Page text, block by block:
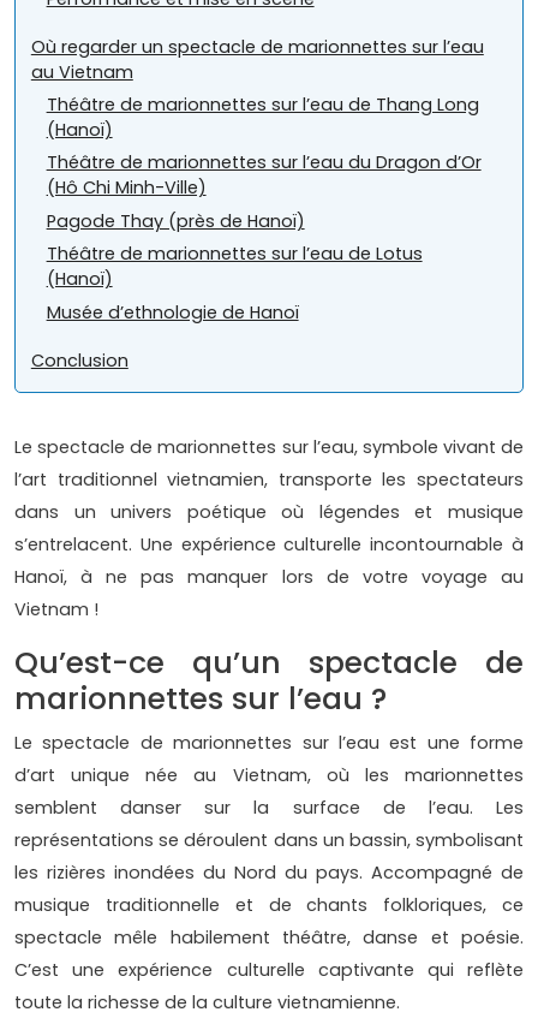
Où regarder un spectacle de marionnettes sur l’eau
au Vietnam
Théâtre de marionnettes sur l’eau de Thang Long
(Hanoï)
Théâtre de marionnettes sur l’eau du Dragon d’Or
(Hô Chi Minh-Ville)
Pagode Thay (près de Hanoï)
Théâtre de marionnettes sur l’eau de Lotus
(Hanoï)
Musée d’ethnologie de Hanoï
Conclusion
Le spectacle de marionnettes sur l’eau, symbole vivant de
l’art traditionnel vietnamien, transporte les spectateurs
dans un univers poétique où légendes et musique
s’entrelacent. Une expérience culturelle incontournable à
Hanoï, à ne pas manquer lors de votre voyage au
Vietnam !
Qu’est-ce qu’un spectacle de
marionnettes sur l’eau ?
Le spectacle de marionnettes sur l’eau est une forme
d’art unique née au Vietnam, où les marionnettes
semblent danser sur la surface de l’eau. Les
représentations se déroulent dans un bassin, symbolisant
les rizières inondées du Nord du pays. Accompagné de
musique traditionnelle et de chants folkloriques, ce
spectacle mêle habilement théâtre, danse et poésie.
C’est une expérience culturelle captivante qui reflète
toute la richesse de la culture vietnamienne.